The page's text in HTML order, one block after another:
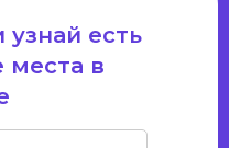
есть
места в